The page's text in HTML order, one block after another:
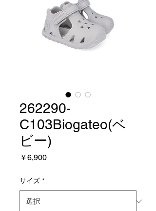
262290-
C103Biogateo(ベ
ビー)
￥6,900価
サイズ *